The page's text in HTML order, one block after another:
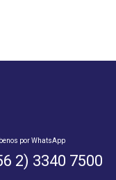
por WhatsApp
2) 3340 7500